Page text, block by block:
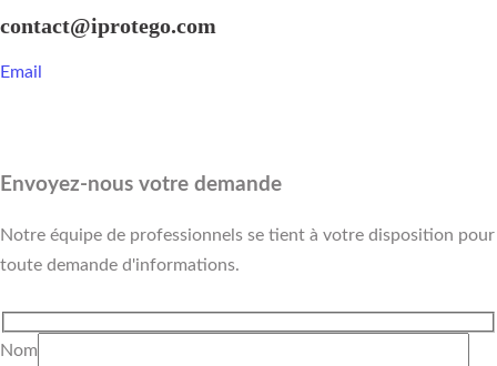
contact@iprotego.com
Email
Envoyez-nous votre demande
Notre équipe de professionnels se tient à votre disposition pour
toute demande d'informations.
Nom